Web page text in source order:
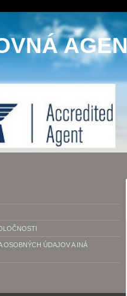
OSOBNÝCH ÚDAJOV A INÁ